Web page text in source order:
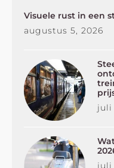
Visuele rust in een
augustus 5, 2026
juli
juli